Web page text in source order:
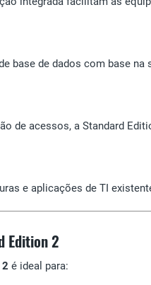
base de dados com base
de acessos, a Standard
e aplicações de TI
Edition 2
2 é ideal para: